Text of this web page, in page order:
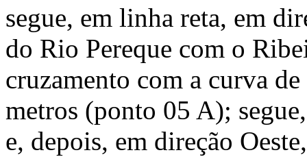
segue, em linha reta, em
do Rio Pereque com o
cruzamento com a curva
metros (ponto 05 A);
e, depois, em direção